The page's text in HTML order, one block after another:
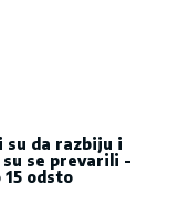
su da razbiju i
su se prevarili -
15 odsto